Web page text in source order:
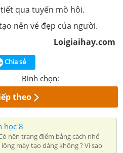
qua tuyến mồ hôi.
nên vẻ đẹp của người.
Loigiaihay.com
Chia sẻ
Bình chọn:
theo
học 8
nên trang điểm bằng cách nhổ
mày tạo dáng không ? Vì sao